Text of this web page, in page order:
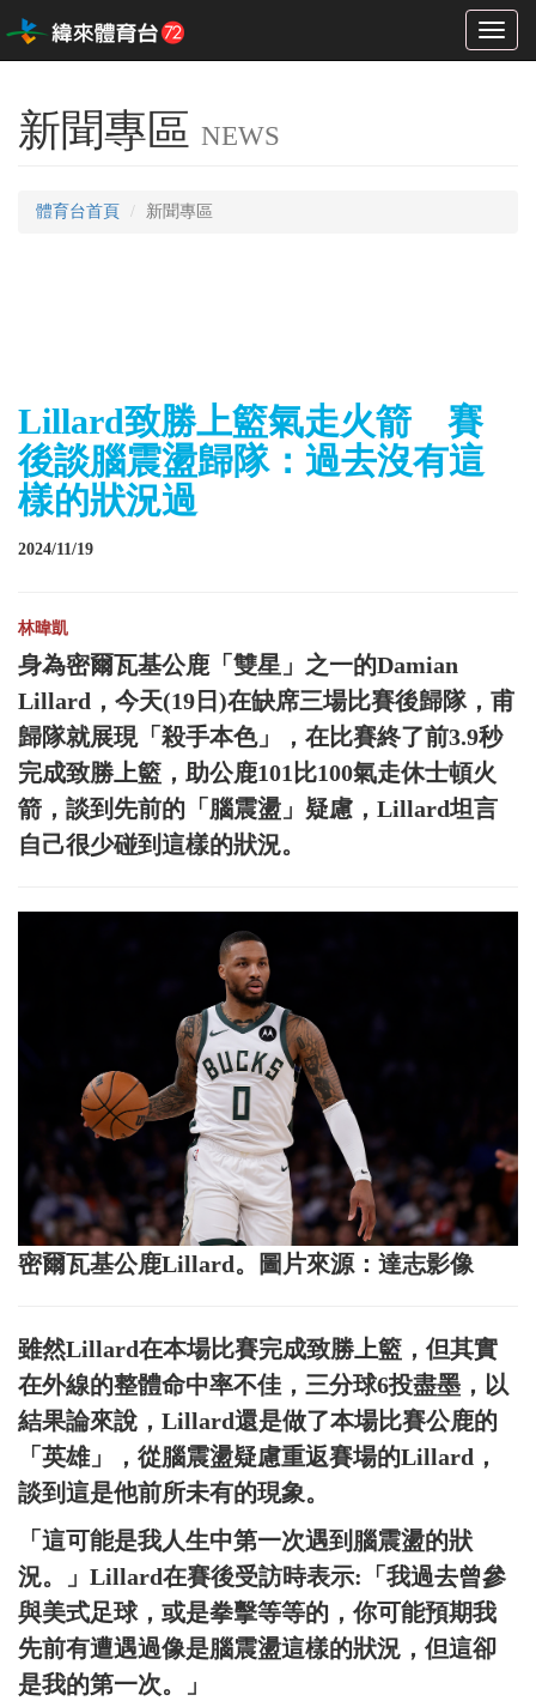
Toggle
新聞專區 NEWS
體育台首頁 新聞專區
Lillard致勝上籃氣走火箭 賽
後談腦震盪歸隊：過去沒有這
樣的狀況過
2024/11/19
林暐凱
身為密爾瓦基公鹿「雙星」之一的Damian
Lillard，今天(19日)在缺席三場比賽後歸隊，甫
歸隊就展現「殺手本色」，在比賽終了前3.9秒
完成致勝上籃，助公鹿101比100氣走休士頓火
箭，談到先前的「腦震盪」疑慮，Lillard坦言
自己很少碰到這樣的狀況。
密爾瓦基公鹿Lillard。圖片來源：達志影像
雖然Lillard在本場比賽完成致勝上籃，但其實
在外線的整體命中率不佳，三分球6投盡墨，以
結果論來說，Lillard還是做了本場比賽公鹿的
「英雄」，從腦震盪疑慮重返賽場的Lillard，
談到這是他前所未有的現象。
「這可能是我人生中第一次遇到腦震盪的狀
況。」Lillard在賽後受訪時表示:「我過去曾參
與美式足球，或是拳擊等等的，你可能預期我
先前有遭遇過像是腦震盪這樣的狀況，但這卻
是我的第一次。」